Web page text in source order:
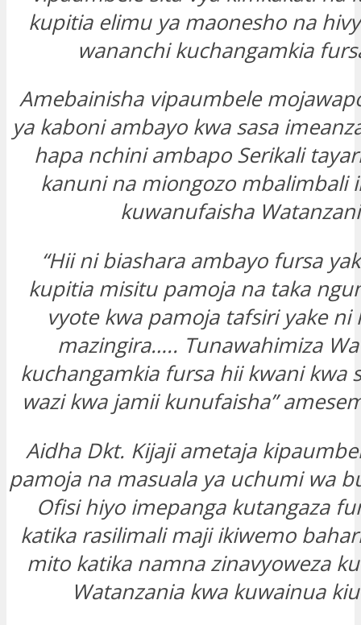
kupitia elimu ya maonesho na
wananchi kuchangamkia
Amebainisha vipaumbele
ya kaboni ambayo kwa sasa
hapa nchini ambapo Serikali
kanuni na miongozo mbalimbali
kuwanufaisha
“Hii ni biashara ambayo fursa
kupitia misitu pamoja na taka
vyote kwa pamoja tafsiri yake ni
mazingira….. Tunawahimiza
kuchangamkia fursa hii kwani kwa
wazi kwa jamii kunufaisha”
Aidha Dkt. Kijaji ametaja
pamoja na masuala ya uchumi wa
Ofisi hiyo imepanga kutangaza
katika rasilimali maji ikiwemo
mito katika namna zinavyoweza
Watanzania kwa kuwainua